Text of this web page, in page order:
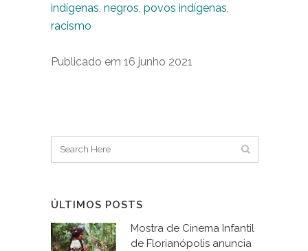
indígenas negros povos indígenas
racismo
Publicado em 16 junho 2021
ÚLTIMOS POSTS
Mostra de Cinema Infantil
de Florianópolis anuncia